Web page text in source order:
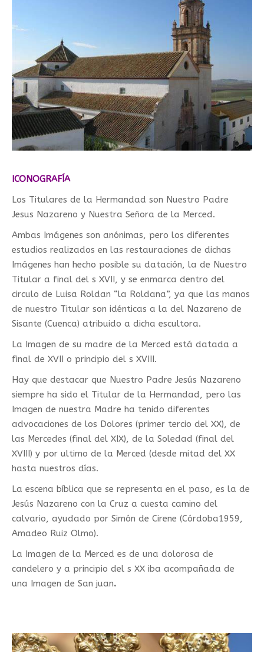
ICONOGRAFÍA
Los Titulares de la Hermandad son Nuestro Padre
Jesus Nazareno y Nuestra Señora de la Merced.
Ambas Imágenes son anónimas, pero los diferentes
estudios realizados en las restauraciones de dichas
Imágenes han hecho posible su datación, la de Nuestro
Titular a final del s XVII, y se enmarca dentro del
circulo de Luisa Roldan “la Roldana”, ya que las manos
de nuestro Titular son idénticas a la del Nazareno de
Sisante (Cuenca) atribuido a dicha escultora.
La Imagen de su madre de la Merced está datada a
final de XVII o principio del s XVIII.
Hay que destacar que Nuestro Padre Jesús Nazareno
siempre ha sido el Titular de la Hermandad, pero las
Imagen de nuestra Madre ha tenido diferentes
advocaciones de los Dolores (primer tercio del XX), de
las Mercedes (final del XIX), de la Soledad (final del
XVIII) y por ultimo de la Merced (desde mitad del XX
hasta nuestros días.
La escena bíblica que se representa en el paso, es la de
Jesús Nazareno con la Cruz a cuesta camino del
calvario, ayudado por Simón de Cirene (Córdoba1959,
Amadeo Ruiz Olmo).
La Imagen de la Merced es de una dolorosa de
candelero y a principio del s XX iba acompañada de
una Imagen de San juan.